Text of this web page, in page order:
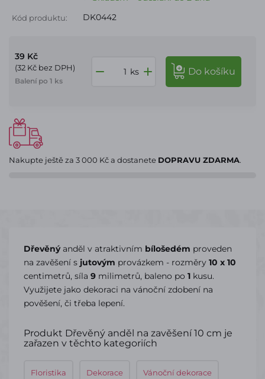
Kód produktu: DK0442
39 Kč
(32 Kč bez DPH)
Balení po 1 ks
ks do košíku
Nakupte ještě za 3 000 Kča dostanete DOPRAVU ZDARMA.
Dřevěnýanděl v atraktivním bílošedém proveden
na zavěšení s jutovým provázkem - rozměry 10 x 10
centimetrů, síla 9 milimetrů, baleno po 1 kusu.
Využijete jako dekoraci na vánoční zdobení na
pověšení, či třeba lepení.
Produkt Dřevěný anděl na zavěšení 10 cm je
zařazen v těchto kategoriích
Floristika Dekorace Vánoční dekorace